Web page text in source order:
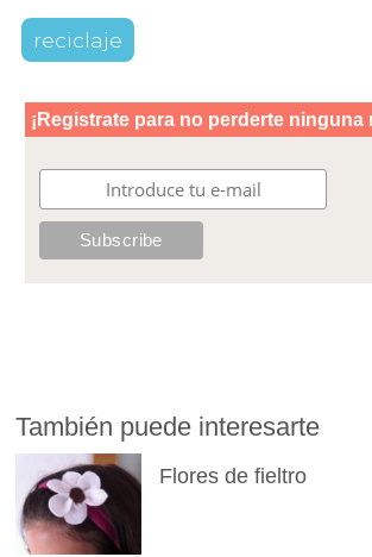
reciclaje
También puede interesarte
Flores de fieltro